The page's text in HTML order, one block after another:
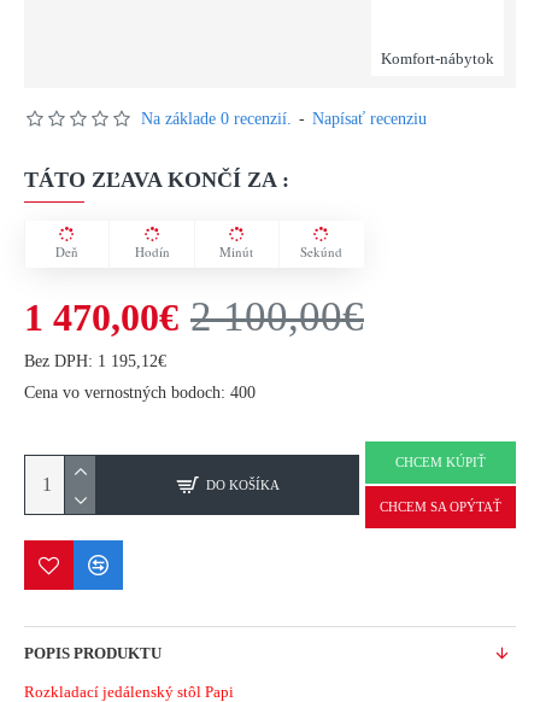
Komfort-nábytok
Na základe 0 recenzií. - Napísať recenziu
TÁTO ZĽAVA KONČÍ ZA :
Deň Hodín Minút Sekúnd
1 470,00€ 2 100,00€
Bez DPH: 1 195,12€
Cena vo vernostných bodoch: 400
DO KOŠÍKA
CHCEM KÚPIŤ
CHCEM SA OPÝTAŤ
POPIS PRODUKTU
Rozkladací jedálenský stôl Papi